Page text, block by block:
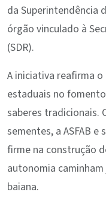
da Superintendência
órgão vinculado à
(SDR).
A iniciativa reafirma
estaduais no
saberes tradicionais.
sementes, a ASFAB
firme na construção
autonomia
baiana.